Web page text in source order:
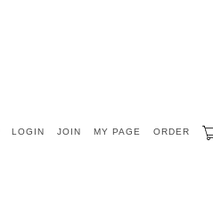
LOGIN JOIN MY PAGE ORDER